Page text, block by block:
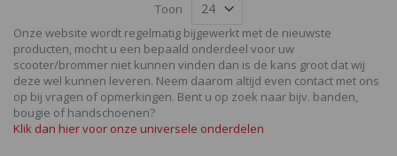
Toon
Onze website wordt regelmatig bijgewerkt met de nieuwste
producten, mocht u een bepaald onderdeel voor uw
scooter/brommer niet kunnen vinden dan is de kans groot dat wij
deze wel kunnen leveren. Neem daarom altijd even contact met ons
op bij vragen of opmerkingen. Bent u op zoek naar bijv. banden,
bougie of handschoenen?
Klik dan hier voor onze universele onderdelen